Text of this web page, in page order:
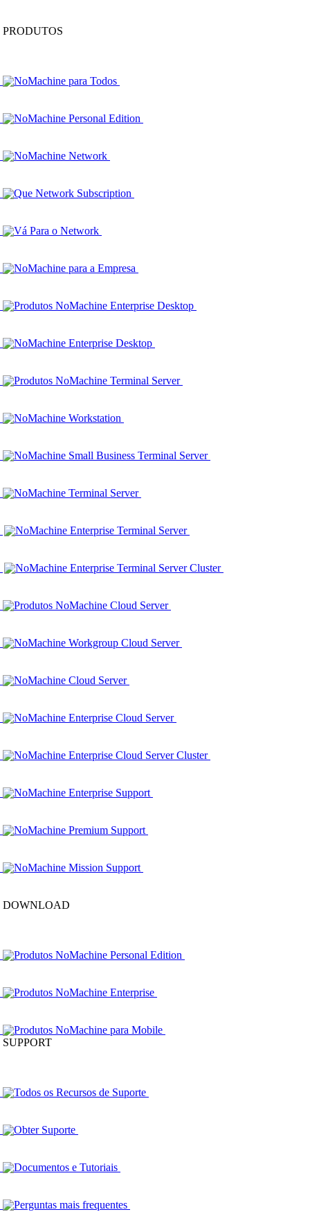
PRODUTOS
NoMachine para Todos
NoMachine Personal Edition
NoMachine Network
Que Network Subscription
Vá Para o Network
NoMachine para a Empresa
Produtos NoMachine Enterprise Desktop
NoMachine Enterprise Desktop
Produtos NoMachine Terminal Server
NoMachine Workstation
NoMachine Small Business Terminal Server
NoMachine Terminal Server
NoMachine Enterprise Terminal Server
NoMachine Enterprise Terminal Server Cluster
Produtos NoMachine Cloud Server
NoMachine Workgroup Cloud Server
NoMachine Cloud Server
NoMachine Enterprise Cloud Server
NoMachine Enterprise Cloud Server Cluster
NoMachine Enterprise Support
NoMachine Premium Support
NoMachine Mission Support
DOWNLOAD
Produtos NoMachine Personal Edition
Produtos NoMachine Enterprise
Produtos NoMachine para Mobile
SUPPORT
Todos os Recursos de Suporte
Obter Suporte
Documentos e Tutoriais
Perguntas mais frequentes